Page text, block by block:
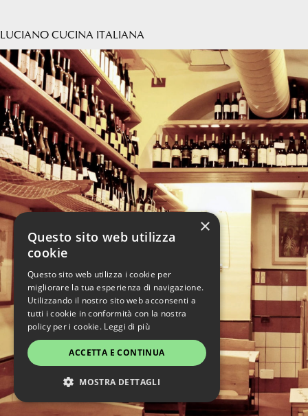
LUCIANO CUCINA ITALIANA
×
Questo sito web utilizza
cookie
Questo sito web utilizza i cookie per
migliorare la tua esperienza di navigazione.
Utilizzando il nostro sito web acconsenti a
tutti i cookie in conformità con la nostra
policy per i cookie. Leggi di più
ACCETTA E CONTINUA
MOSTRA DETTAGLI